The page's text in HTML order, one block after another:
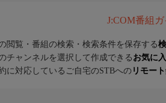
J:COM番組
閲覧・番組の検索・検索条件を保存する
チャンネルを選択して作成できる お気に
に対応しているご自宅のSTBへの リモー